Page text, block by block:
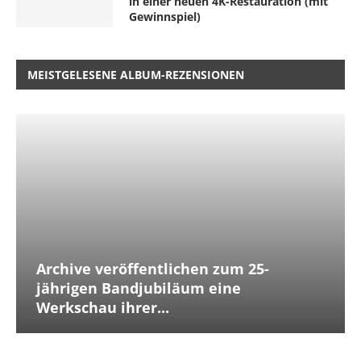
Gewinnspiel)
MEISTGELESENE ALBUM-REZENSIONEN
Archive veröffentlichen zum 25-
jährigen Bandjubiläum eine
Werkschau ihrer...